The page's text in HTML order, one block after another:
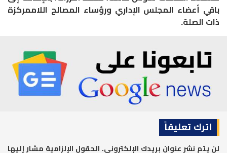
باقي أعضاء المجلس الإداري ورؤساء المصالح اللاممركزة
ذات الصلة.
اترك تعليقاً
لن يتم نشر عنوان بريدك الإلكتروني. الحقول الإلزامية مشار إليها